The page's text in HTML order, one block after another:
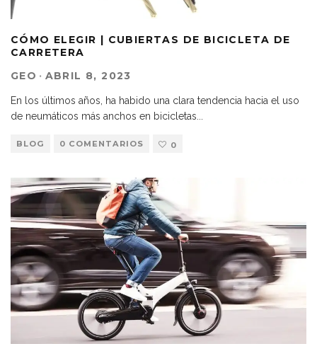
CÓMO ELEGIR | CUBIERTAS DE BICICLETA DE
CARRETERA
GEO · ABRIL 8, 2023
En los últimos años, ha habido una clara tendencia hacia el uso
de neumáticos más anchos en bicicletas
BLOG 0 COMENTARIOS 0